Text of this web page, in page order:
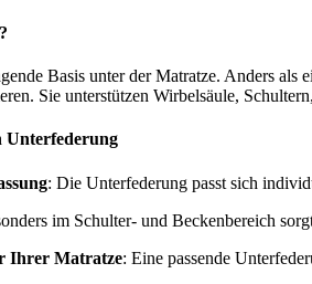
Basis unter der Matratze. Anders
Sie unterstützen Wirbelsäule,
Unterfederung
: Die Unterfederung passt sich
im Schulter- und Beckenbereich
Ihrer Matratze: Eine passende